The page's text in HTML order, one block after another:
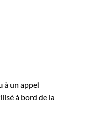
à un appel
à bord de la